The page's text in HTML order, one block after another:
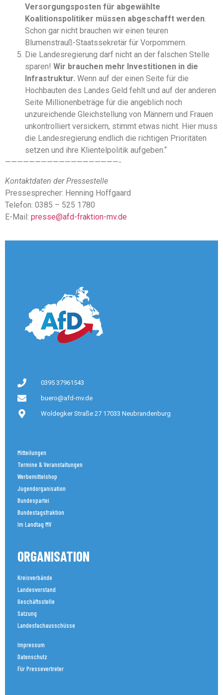
Versorgungsposten für abgewählte
Koalitionspolitiker müssen abgeschafft werden
Schon gar nicht brauchen wir einen teuren
Blumenstrauß-Staatssekretär für Vorpommern.
Die Landesregierung darf nicht an der falschen Stelle
sparen! Wir brauchen mehr Investitionen in die
Infrastruktur. Wenn auf der einen Seite für die
Hochbauten des Landes Geld fehlt und auf der anderen
Seite Millionenbeträge für die angeblich noch
unzureichende Gleichstellung von Männern und Frauen
unkontrolliert versickern, stimmt etwas nicht. Hier muss
die Landesregierung endlich die richtigen Prioritäten
setzen und ihre Klientelpolitik aufgeben.“
———————————————————-
Kontaktdaten der Pressestelle
Pressesprecher: Henning Hoffgaard
Telefon: 0385 – 525 1780
E-Mail: presse@afd-fraktion-mv.de
0395 37961543
buero@afd-mv.de
Woldegker Straße 27 17033 Neubrandenburg
Mitteilungen
Termine & Veranstaltungen
Werbemittelshop
Jugendorganisation
Bundespartei
Bundestagsfraktion
Im Landtag MV
ORGANISATION
Kreisverbände
Landesvorstand
Geschäftsstelle
Satzung
Landesfachausschüsse
Impressum
Datenschutz
Für Pressevertreter